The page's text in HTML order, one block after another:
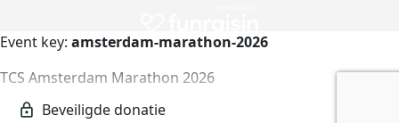
Event key: amsterdam-marathon-2026
TCS Amsterdam Marathon 2026
amsterdam-marathon-2026